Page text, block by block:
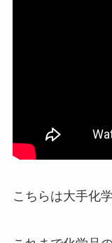
こちらは大手化